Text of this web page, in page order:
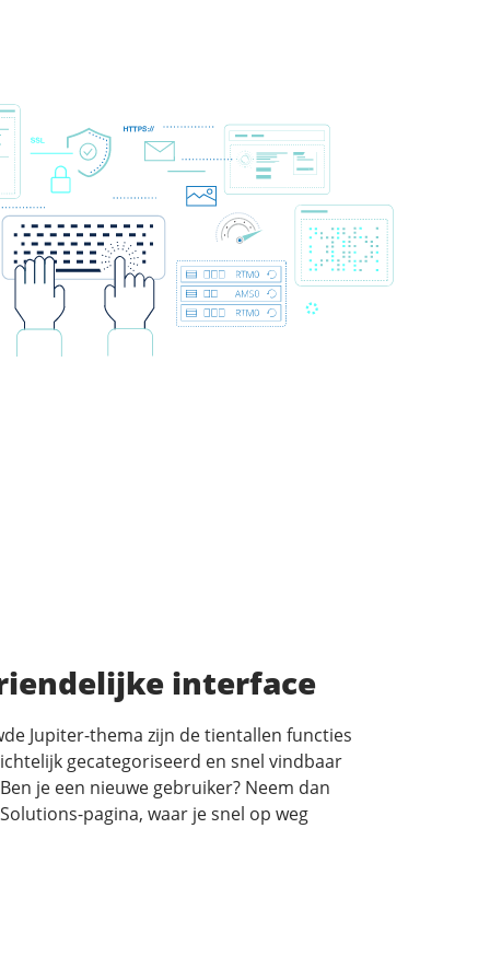
interface
Jupiter-thema zijn de tientallen functies
gecategoriseerd en snel vindbaar
je een nieuwe gebruiker? Neem dan
pagina, waar je snel op weg